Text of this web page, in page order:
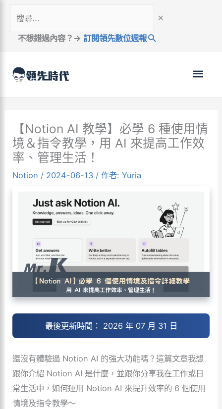
尋...
不想錯過內容？→ 訂閱領先數位週報
主
單
【Notion AI 教學】必學 6 種使用情
境＆指令教學，用 AI 來提高工作效
率、管理生活！
Notion / 2024-06-13 / 作者:Yuria
最後更新時間： 2026 年 07 月 31 日
還沒有體驗過 Notion AI 的強大功能嗎？這篇文章我想
跟你介紹 Notion AI 是什麼，並跟你分享我在工作或日
常生活中，如何運用 Notion AI 來提升效率的 6 個使用
情境及指令教學～